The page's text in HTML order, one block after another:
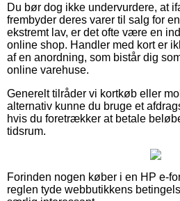
Du bør dog ikke undervurdere, at
frembyder deres varer til salg for
ekstremt lav, er det ofte være en
online shop. Handler med kort er
af en anordning, som bistår dig
online varehuse.
Generelt tilråder vi kortkøb eller
alternativ kunne du bruge et
hvis du foretrækker at betale
tidsrum.
Forinden nogen køber i en HP e-
reglen tyde webbutikkens